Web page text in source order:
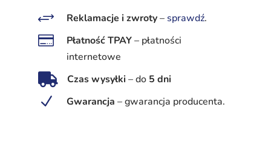
ewakuacyjnego
w
górę
prawostronny
–
znak
+ Reklamacje i zwroty–sprawdź.
 Płatność TPAY– płatności
internetowe
 Czas wysyłki–do 5 dni
N Gwarancja –gwarancja producenta.